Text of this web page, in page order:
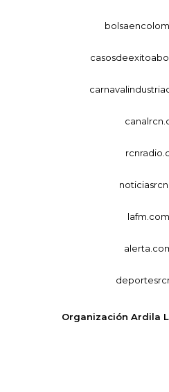
Organización Ardila